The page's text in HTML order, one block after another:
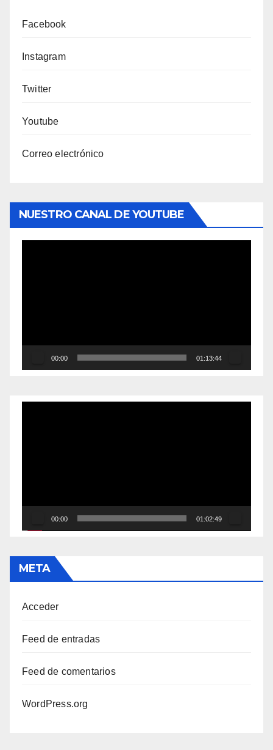
Facebook
Instagram
Twitter
Youtube
Correo electrónico
NUESTRO CANAL DE YOUTUBE
00:00 01:13:44
00:00 01:02:49
META
Acceder
Feed de entradas
Feed de comentarios
WordPress.org